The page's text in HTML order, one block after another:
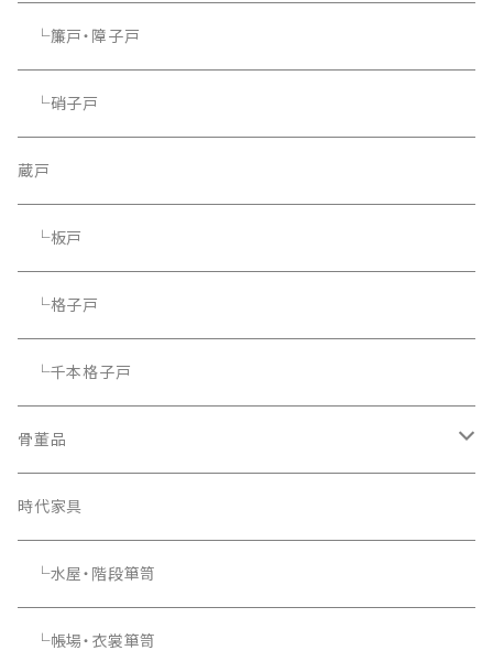
└簾戸・障子戸
└硝子戸
蔵戸
└板戸
└格子戸
└千本格子戸
骨董品
骨董品
時代家具
└水屋・階段箪笥
└帳場・衣裳箪笥